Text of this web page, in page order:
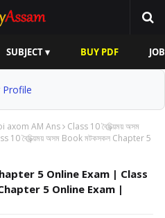
SUBJECT ▾ BUY PDF
Profile
axom AM Ans
Class 10 বৈচিত্ৰ্য়ময় অসম
বৈচিত্ৰ্য়ময় অসম Book মটকসকল Chapter 5
Chapter 5 Online Exam | Class
Chapter 5 Online Exam |